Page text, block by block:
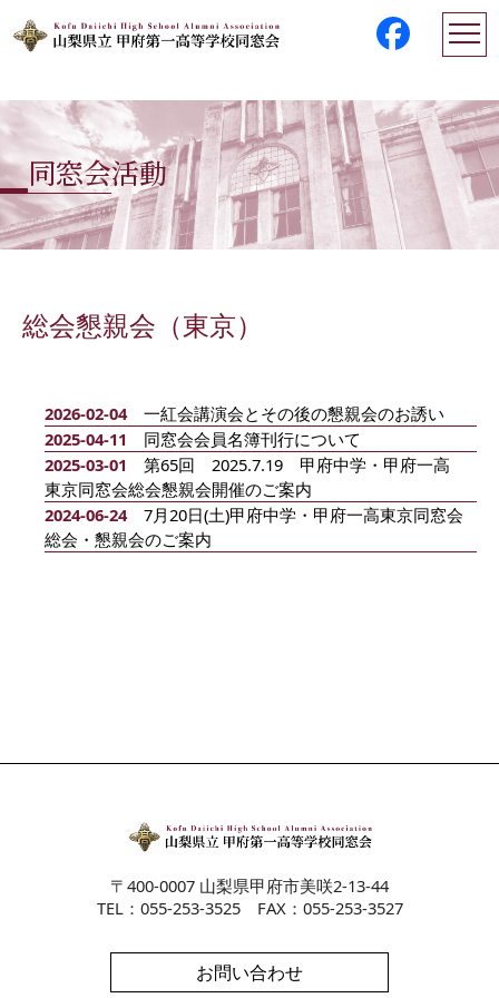
同窓会活動
総会懇親会（東京）
2026-02-04
一紅会講演会とその後の懇親会のお誘い
2025-04-11
同窓会会員名簿刊行について
2025-03-01
第65回 2025.7.19 甲府中学・甲府一高
東京同窓会総会懇親会開催のご案内
2024-06-24
7月20日(土)甲府中学・甲府一高東京同窓会
総会・懇親会のご案内
〒400-0007 山梨県甲府市美咲2-13-44
TEL：055-253-3525 FAX：055-253-3527
お問い合わせ